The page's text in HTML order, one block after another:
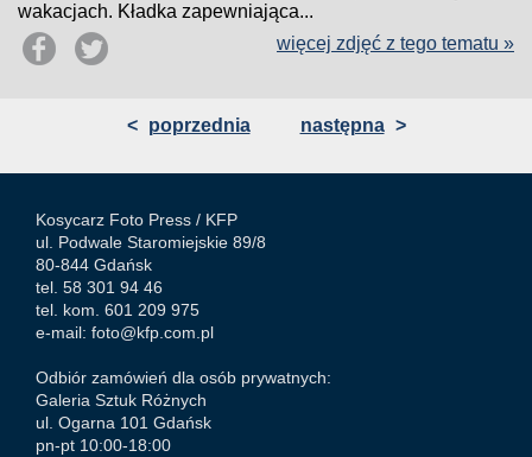
wakacjach. Kładka zapewniająca...
więcej zdjęć z tego tematu »
< poprzednia następna >
Kosycarz Foto Press / KFP
ul. Podwale Staromiejskie 89/8
80-844 Gdańsk
tel. 58 301 94 46
tel. kom. 601 209 975
e-mail: foto@kfp.com.pl
Odbiór zamówień dla osób prywatnych:
Galeria Sztuk Różnych
ul. Ogarna 101 Gdańsk
pn-pt 10:00-18:00